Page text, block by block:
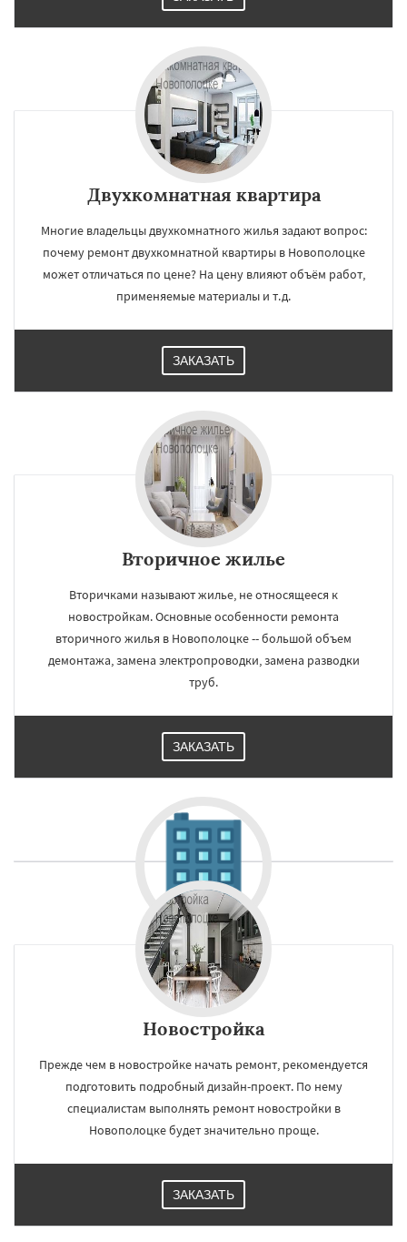
Двухкомнатная квартира
Многие владельцы двухкомнатного жилья задают вопрос:
почему ремонт двухкомнатной квартиры в Новополоцке
может отличаться по цене? На цену влияют объём работ,
применяемые материалы и т.д.
ЗАКАЗАТЬ
Вторичное жилье
Вторичками называют жилье, не относящееся к
новостройкам. Основные особенности ремонта
вторичного жилья в Новополоцке -- большой объем
демонтажа, замена электропроводки, замена разводки
труб.
ЗАКАЗАТЬ
Новостройка
Прежде чем в новостройке начать ремонт, рекомендуется
подготовить подробный дизайн-проект. По нему
специалистам выполнять ремонт новостройки в
Новополоцке будет значительно проще.
ЗАКАЗАТЬ